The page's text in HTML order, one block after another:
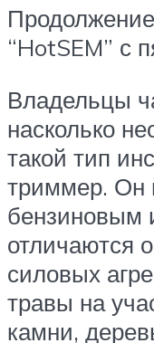
“HotSEM” с
Владельцы
насколько
такой тип
триммер. Он
бензиновым
отличаются
силовых
травы на
камни,